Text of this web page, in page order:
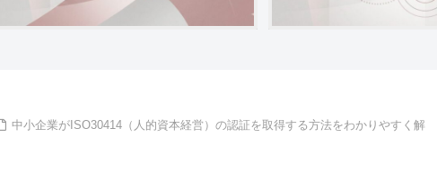
中小企業がISO30414（人的資本経営）の認証を取得する方法をわかりやすく解